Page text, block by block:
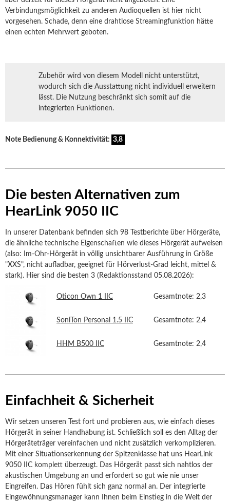
Verbindungsmöglichkeit zu anderen Audioquellen ist hier nicht
vorgesehen. Schade, denn eine drahtlose Streamingfunktion hätte
einen echten Mehrwert geboten.
Zubehör wird von diesem Modell nicht unterstützt,
wodurch sich die Ausstattung nicht individuell erweitern
lässt. Die Nutzung beschränkt sich somit auf die
integrierten Funktionen.
Note Bedienung & Konnektivität: 3,8
Die besten Alternativen zum
HearLink 9050 IIC
In unserer Datenbank befinden sich 98 Testberichte über Hörgeräte,
die ähnliche technische Eigenschaften wie dieses Hörgerät aufweisen
(also: Im-Ohr-Hörgerät in völlig unsichtbarer Ausführung in Größe
"XXS", nicht aufladbar, geeignet für Hörverlust-Grad leicht, mittel &
stark). Hier sind die besten 3 (Redaktionsstand 05.08.2026):
Oticon Own 1 IIC Gesamtnote: 2,3
SoniTon Personal 1.5 IIC Gesamtnote: 2,4
HHM B500 IIC Gesamtnote: 2,4
Einfachheit & Sicherheit
Wir setzen unseren Test fort und probieren aus, wie einfach dieses
Hörgerät in seiner Handhabung ist. Schließlich soll es den Alltag der
Hörgeräteträger vereinfachen und nicht zusätzlich verkomplizieren.
Mit einer Situationserkennung der Spitzenklasse hat uns HearLink
9050 IIC komplett überzeugt. Das Hörgerät passt sich nahtlos der
akustischen Umgebung an und erfordert so gut wie nie unser
Eingreifen. Das Hören fühlt sich ganz normal an. Der integrierte
Eingewöhnungsmanager kann Ihnen beim Einstieg in die Welt der